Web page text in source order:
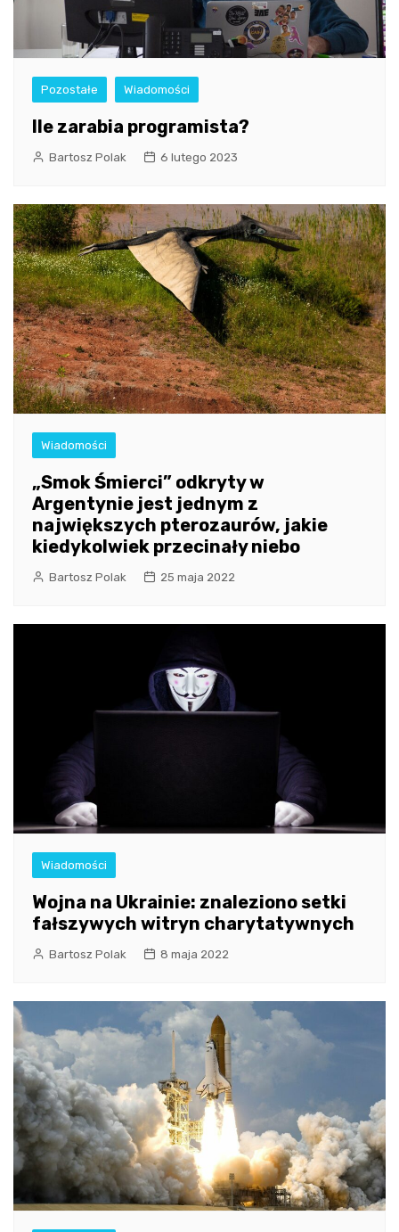
Pozostałe Wiadomości
Ile zarabia programista?
Bartosz Polak 6 lutego 2023
Wiadomości
„Smok Śmierci” odkryty w
Argentynie jest jednym z
największych pterozaurów, jakie
kiedykolwiek przecinały niebo
Bartosz Polak 25 maja 2022
Wiadomości
Wojna na Ukrainie: znaleziono setki
fałszywych witryn charytatywnych
Bartosz Polak 8 maja 2022